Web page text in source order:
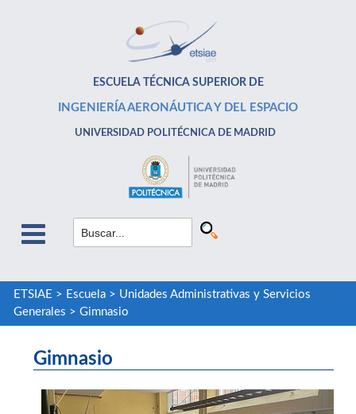
ESCUELA TÉCNICA SUPERIOR DE
INGENIERÍA AERONÁUTICA Y DEL ESPACIO
UNIVERSIDAD POLITÉCNICA DE MADRID
ETSIAE > Escuela> Unidades Administrativas y Servicios
Generales > Gimnasio
Gimnasio